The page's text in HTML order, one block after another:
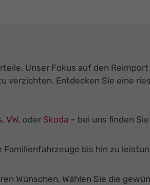
Unser Fokus auf den
Entdecken Sie eine
, VW, oder Skoda – bei uns finden
bis hin zu
Wünschen. Wählen Sie die